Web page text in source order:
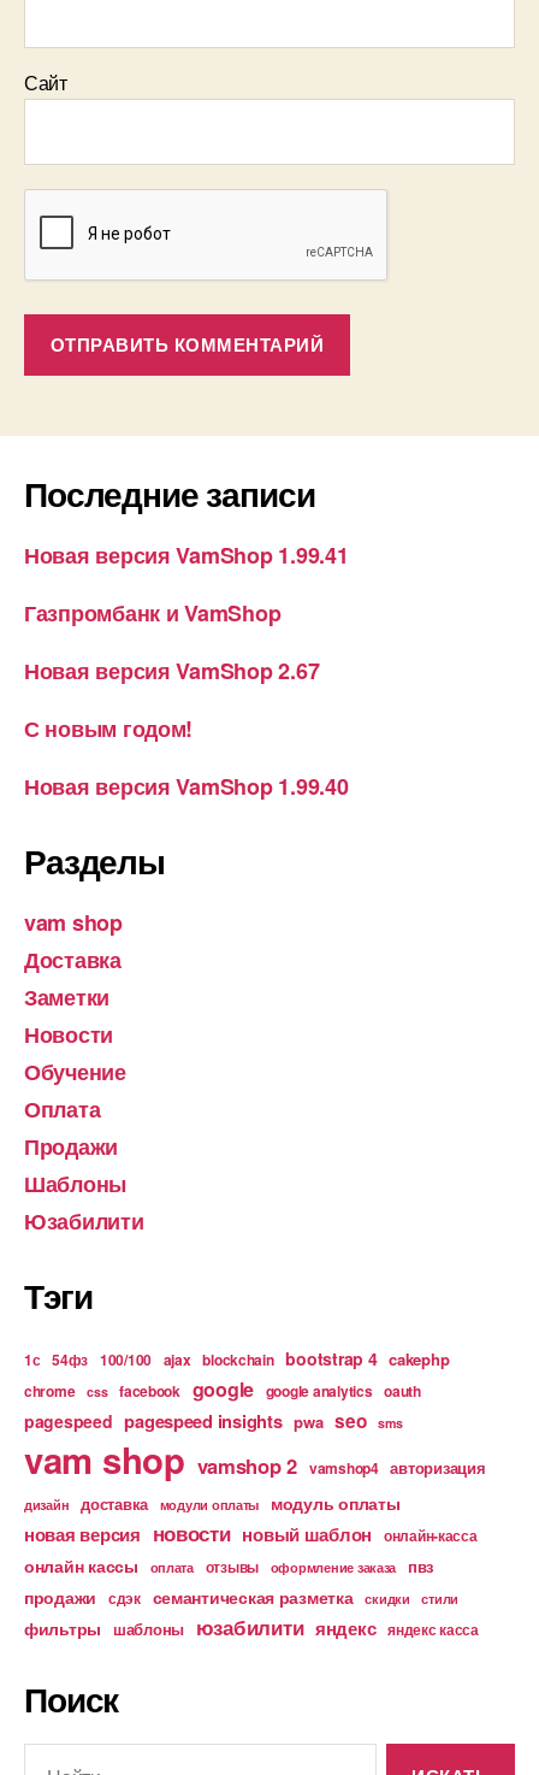
Сайт
Последние записи
Новая версия VamShop 1.99.41
Газпромбанк и VamShop
Новая версия VamShop 2.67
С новым годом!
Новая версия VamShop 1.99.40
Разделы
vam shop
Доставка
Заметки
Новости
Обучение
Оплата
Продажи
Шаблоны
Юзабилити
Тэги
1с 54фз 100/100 ajax blockchain bootstrap 4 cakephp
chrome css facebook google google analytics oauth
pagespeed pagespeed insights pwa seo sms
vam shop vamshop 2 vamshop4 авторизация
дизайн доставка модули оплаты модуль оплаты
новая версия новости новый шаблон онлайн-касса
онлайн кассы оплата отзывы оформление заказа пвз
продажи сдэк семантическая разметка скидки стили
фильтры шаблоны юзабилити яндекс яндекс касса
Поиск